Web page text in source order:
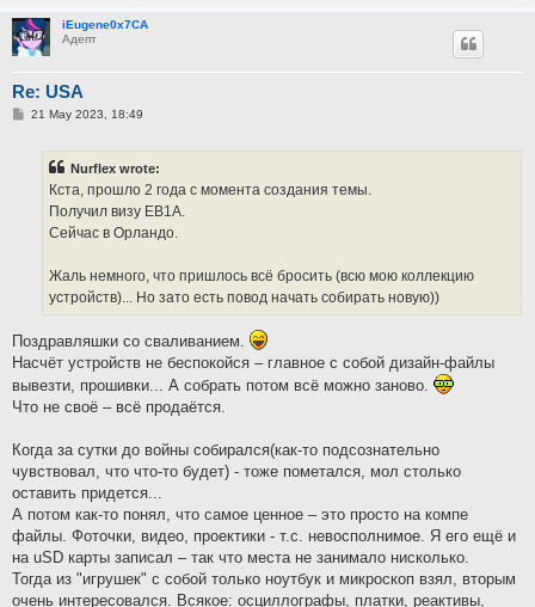
iEugene0x7CA
Адепт
Re: USA
P21 May 2023, 18:49
Nurflex wrote:
Кста, прошло 2 года с момента создания темы.
Получил визу EB1A.
Сейчас в Орландо.
Жаль немного, что пришлось всё бросить (всю мою коллекцию
устройств)... Но зато есть повод начать собирать новую))
Поздравляшки со сваливанием.
Насчёт устройств не беспокойся – главное с собой дизайн-файлы
вывезти, прошивки... А собрать потом всё можно заново.
Что не своё – всё продаётся.
Когда за сутки до войны собирался(как-то подсознательно
чувствовал, что что-то будет) - тоже пометался, мол столько
оставить придется...
А потом как-то понял, что самое ценное – это просто на компе
файлы. Фоточки, видео, проектики - т.с. невосполнимое. Я его ещё и
на uSD карты записал – так что места не занимало нисколько.
Тогда из "игрушек" c собой только ноутбук и микроскоп взял, вторым
очень интересовался. Всякое: осциллографы, платки, реактивы,